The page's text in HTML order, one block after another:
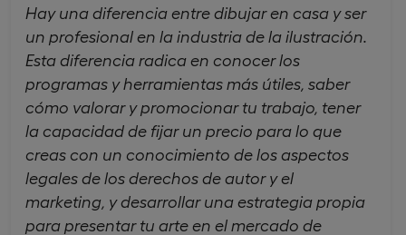
Hay una diferencia entre dibujar en casa y ser
un profesional en la industria de la ilustración.
Esta diferencia radica en conocer los
programas y herramientas más útiles, saber
cómo valorar y promocionar tu trabajo, tener
la capacidad de fijar un precio para lo que
creas con un conocimiento de los aspectos
legales de los derechos de autor y el
marketing, y desarrollar una estrategia propia
para presentar tu arte en el mercado de